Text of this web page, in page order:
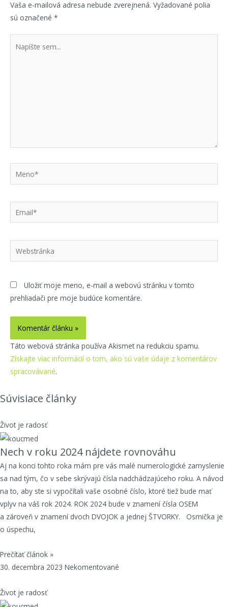
Vaša e-mailová adresa nebude zverejnená. Vyžadované polia
sú označené *
sem...
Email*
Webstránka
Uložiť moje meno, e-mail a webovú stránku v tomto
prehliadači pre moje budúce komentáre.
Táto webová stránka používa Akismet na redukciu spamu.
Získajte viac informácií o tom, ako sú vaše údaje z komentárov
spracovávané.
Súvisiace články
Život je radosť
Nech v roku 2024 nájdete rovnováhu
Aj na konci tohto roka mám pre vás malé numerologické zamyslenie
sa nad tým, čo v sebe skrývajú čísla nadchádzajúceho roku. A návod
na to, aby ste si vypočítali vaše osobné číslo, ktoré tiež bude mať
vplyv na váš rok 2024. ROK 2024 bude v znamení čísla OSEM
a zároveň v znamení dvoch DVOJOK a jednej ŠTVORKY. Osmička je
o úspechu,
Prečítať článok »
30. decembra 2023 Nekomentované
Život je radosť